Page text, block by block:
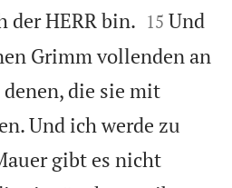
der HERR bin. 

15 Und
Grimm vollenden an
die sie mit
Und ich werde zu
gibt es nicht